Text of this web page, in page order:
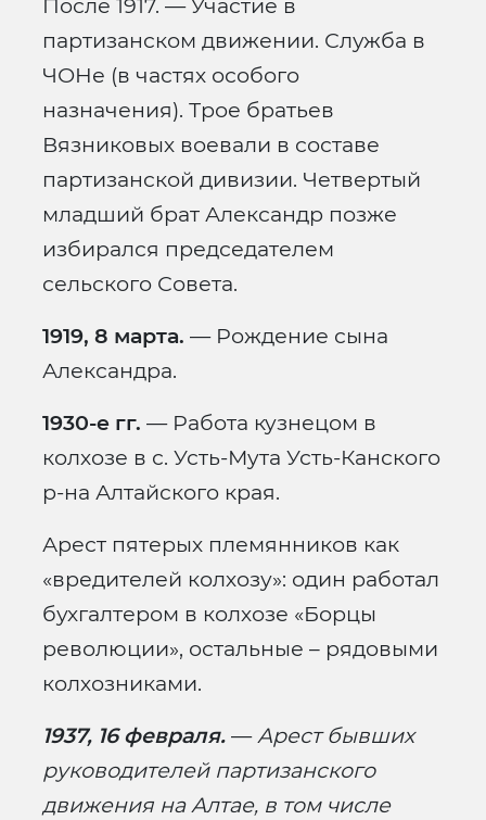
После 1917. — Участие в
партизанском движении. Служба в
ЧОНе (в частях особого
назначения). Трое братьев
Вязниковых воевали в составе
партизанской дивизии. Четвертый
младший брат Александр позже
избирался председателем
сельского Совета.
1919, 8 марта. — Рождение сына
Александра.
1930-е гг. — Работа кузнецом в
колхозе в с. Усть-Мута Усть-Канского
р-на Алтайского края.
Арест пятерых племянников как
«вредителей колхозу»: один работал
бухгалтером в колхозе «Борцы
революции», остальные – рядовыми
колхозниками.
1937, 16 февраля. —Арест бывших
руководителей партизанского
движения на Алтае, в том числе